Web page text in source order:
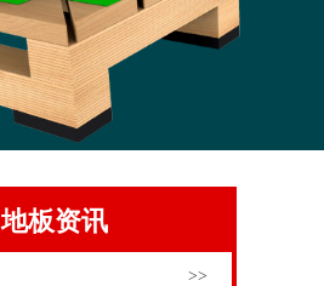
地板资讯
>>